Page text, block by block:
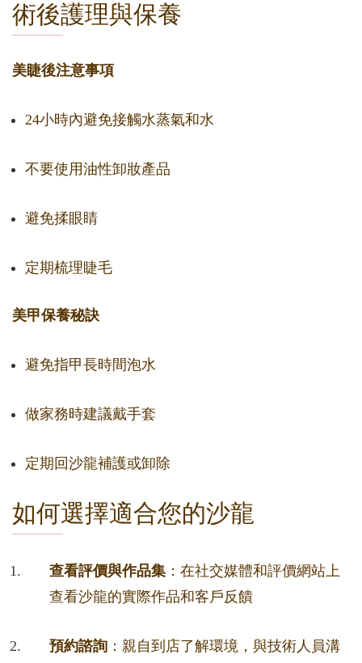
術後護理與保養
美睫後注意事項
24小時內避免接觸水蒸氣和水
不要使用油性卸妝產品
避免揉眼睛
定期梳理睫毛
美甲保養秘訣
避免指甲長時間泡水
做家務時建議戴手套
定期回沙龍補護或卸除
如何選擇適合您的沙龍
查看評價與作品集 ：在社交媒體和評價網站上
查看沙龍的實際作品和客戶反饋
預約諮詢 ：親自到店了解環境，與技術人員溝